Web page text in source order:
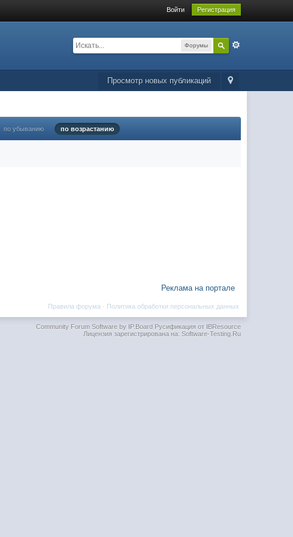
Войти Регистрация
Форумы
Просмотр новых публикаций
по убыванию по возрастанию
Реклама на портале
Политика обработки персональных данных
Правила форума ·
Community Forum Software by IP.BoardРусификация от IBResource
Лицензия зарегистрирована на: Software-Testing.Ru